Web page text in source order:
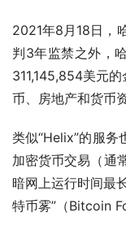
2021年8月18日，
判3年监禁之外，
311,145,854美元
币、房地产和货币资
类似“Helix”的服务
加密货币交易（通
暗网上运行时间最
特币雾”（Bitcoin